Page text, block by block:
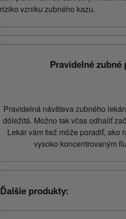
riziko vzniku zubného kazu.
Pravidelné zubné
Pravidelná návšteva zubného
dôležitá. Možno tak včas odhaliť
Lekár vám tiež môže poradiť, ako
vysoko koncentrovaným
Ďalšie produkty: